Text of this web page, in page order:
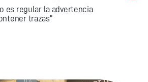
es regular la advertencia
trazas”